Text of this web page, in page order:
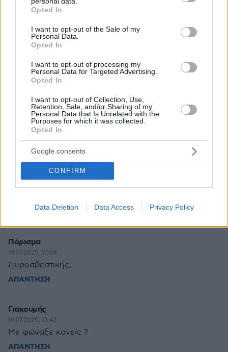
grant or deny consent to Google and its third-party tags to
use your data for below specified purposes in below Google
consent section.
Opted In
I want to opt-out of the Sale of my
Personal Data.
Opted In
I want to opt-out of processing my
Personal Data for Targeted Advertising.
Opted In
I want to opt-out of Collection, Use,
Retention, Sale, and/or Sharing of my
Personal Data that Is Unrelated with the
Purposes for which it was collected.
Opted In
Google consents
CONFIRM
Data Deletion Data Access Privacy Policy
ΣΧΟΛΙΑ(205)
ΠΡΟΣΘΗΚΗ ΣΧΟΛΙΟΥ
ΦΙΛΙΠΠΙΔΗΣ ΑΘΩΟΣ
20.07.2025, 15:09
Πιστεύουμε στον φιλιππιδη και θέλουμε να
επανέλθει. Το ότι φλέρταρε επίμονα ερμηνεύτηκε
από τις εμετικές και σαπιες μυτουδες ως
παρενόχληση και οιονει βιασμος. Η απόφαση
βασιστηκε μόνο σε αφηγήματα και όχι σε στοιχεία.
Για αυτό και πολύς κόσμος ΔΕΝ πίστεψε στην ενοχη
του. Αντε με το καλό να ξεπεράσει και αυτή την
αναποδιά με τη φωτιά και να επιστρέψει στο θέατρο.
ΑΠΑΝΤΗΣΗ
Πόρισμα
19.07.2025, 17:08
Πυροσβεστικής;
ΑΠΑΝΤΗΣΗ
Γιακουμής
19.07.2025, 13:43
Με φώναξε κανείς ?
ΑΠΑΝΤΗΣΗ